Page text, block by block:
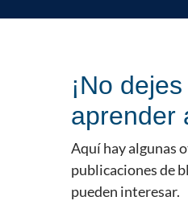
¡No
aprender
Aquí hay algunas
publicaciones de
pueden interesar.